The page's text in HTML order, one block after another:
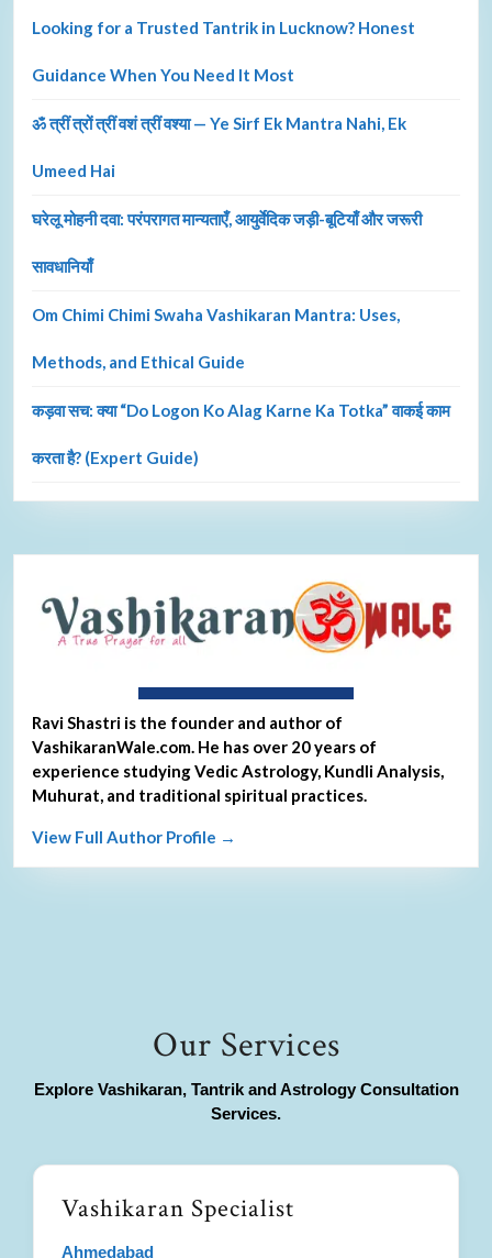
Looking for a Trusted Tantrik in Lucknow? Honest
Guidance When You Need It Most
ॐ त्रीं त्रों त्रीं वशं त्रीं वश्या — Ye Sirf Ek Mantra Nahi, Ek
Umeed Hai
घरेलू मोहनी दवा: परंपरागत मान्यताएँ, आयुर्वेदिक जड़ी-बूटियाँ और जरूरी
सावधानियाँ
Om Chimi Chimi Swaha Vashikaran Mantra: Uses,
Methods, and Ethical Guide
कड़वा सच: क्या “Do Logon Ko Alag Karne Ka Totka” वाकई काम
करता है? (Expert Guide)
Ravi Shastri is the founder and author of
VashikaranWale.com. He has over 20 years of
experience studying Vedic Astrology, Kundli Analysis,
Muhurat, and traditional spiritual practices.
View Full Author Profile →
Our Services
Explore Vashikaran, Tantrik and Astrology Consultation
Services.
Vashikaran Specialist
Ahmedabad